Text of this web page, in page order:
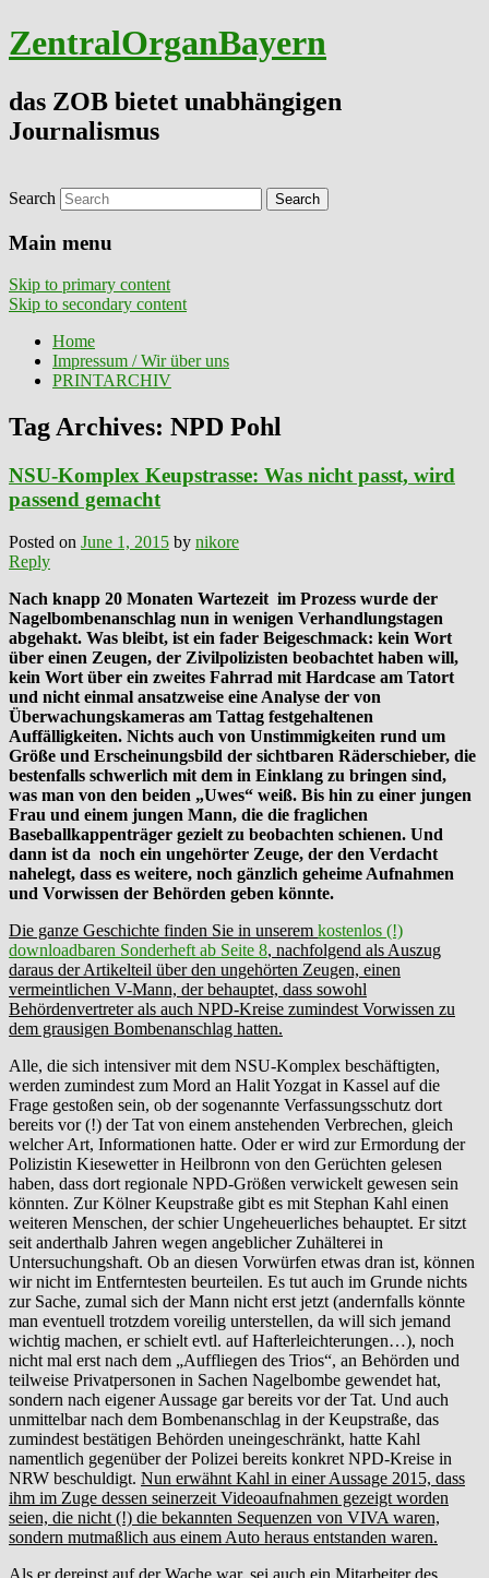
ZentralOrganBayern
das ZOB bietet unabhängigen
Journalismus
Search
Main menu
Skip to primary content
Skip to secondary content
Home
Impressum / Wir über uns
PRINTARCHIV
Tag Archives: NPD Pohl
NSU-Komplex Keupstrasse: Was nicht passt, wird
passend gemacht
Posted on June 1, 2015 by nikore
Reply
Nach knapp 20 Monaten Wartezeit im Prozess wurde der
Nagelbombenanschlag nun in wenigen Verhandlungstagen
abgehakt. Was bleibt, ist ein fader Beigeschmack: kein Wort
über einen Zeugen, der Zivilpolizisten beobachtet haben will,
kein Wort über ein zweites Fahrrad mit Hardcase am Tatort
und nicht einmal ansatzweise eine Analyse der von
Überwachungskameras am Tattag festgehaltenen
Auffälligkeiten. Nichts auch von Unstimmigkeiten rund um
Größe und Erscheinungsbild der sichtbaren Räderschieber, die
bestenfalls schwerlich mit dem in Einklang zu bringen sind,
was man von den beiden „Uwes“ weiß. Bis hin zu einer jungen
Frau und einem jungen Mann, die die fraglichen
Baseballkappenträger gezielt zu beobachten schienen. Und
dann ist da noch ein ungehörter Zeuge, der den Verdacht
nahelegt, dass es weitere, noch gänzlich geheime Aufnahmen
und Vorwissen der Behörden geben könnte.
Die ganze Geschichte finden Sie in unserem kostenlos (!)
downloadbaren Sonderheft ab Seite 8, nachfolgend als Auszug
daraus der Artikelteil über den ungehörten Zeugen, einen
vermeintlichen V-Mann, der behauptet, dass sowohl
Behördenvertreter als auch NPD-Kreise zumindest Vorwissen zu
dem grausigen Bombenanschlag hatten.
Alle, die sich intensiver mit dem NSU-Komplex beschäftigten,
werden zumindest zum Mord an Halit Yozgat in Kassel auf die
Frage gestoßen sein, ob der sogenannte Verfassungsschutz dort
bereits vor (!) der Tat von einem anstehenden Verbrechen, gleich
welcher Art, Informationen hatte. Oder er wird zur Ermordung der
Polizistin Kiesewetter in Heilbronn von den Gerüchten gelesen
haben, dass dort regionale NPD-Größen verwickelt gewesen sein
könnten. Zur Kölner Keupstraße gibt es mit Stephan Kahl einen
weiteren Menschen, der schier Ungeheuerliches behauptet. Er sitzt
seit anderthalb Jahren wegen angeblicher Zuhälterei in
Untersuchungshaft. Ob an diesen Vorwürfen etwas dran ist, können
wir nicht im Entferntesten beurteilen. Es tut auch im Grunde nichts
zur Sache, zumal sich der Mann nicht erst jetzt (andernfalls könnte
man eventuell trotzdem voreilig unterstellen, da will sich jemand
wichtig machen, er schielt evtl. auf Hafterleichterungen…), noch
nicht mal erst nach dem „Auffliegen des Trios“, an Behörden und
teilweise Privatpersonen in Sachen Nagelbombe gewendet hat,
sondern nach eigener Aussage gar bereits vor der Tat. Und auch
unmittelbar nach dem Bombenanschlag in der Keupstraße, das
zumindest bestätigen Behörden uneingeschränkt, hatte Kahl
namentlich gegenüber der Polizei bereits konkret NPD-Kreise in
NRW beschuldigt. Nun erwähnt Kahl in einer Aussage 2015, dass
ihm im Zuge dessen seinerzeit Videoaufnahmen gezeigt worden
seien, die nicht (!) die bekannten Sequenzen von VIVA waren,
sondern mutmaßlich aus einem Auto heraus entstanden waren.
Als er dereinst auf der Wache war, sei auch ein Mitarbeiter des